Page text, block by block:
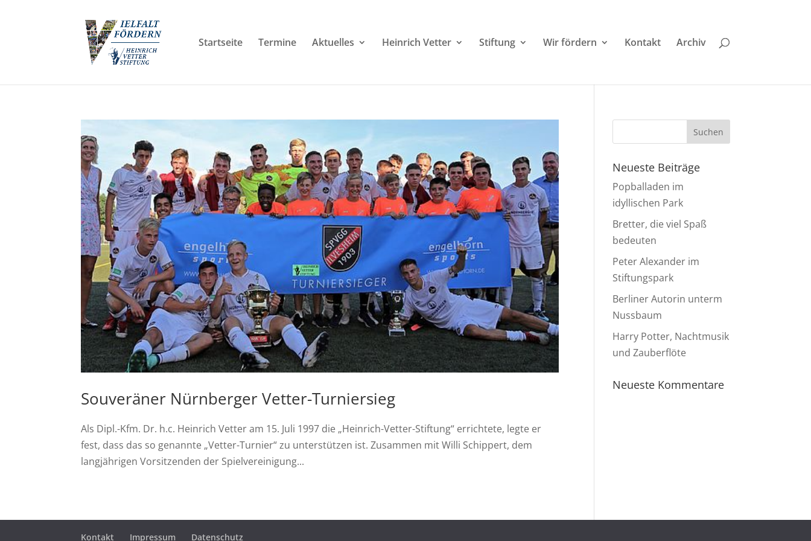
Startseite Termine Aktuelles Heinrich Vetter Stiftung Wir fördern Kontakt Archiv
Souveräner Nürnberger Vetter-Turniersieg
Als Dipl.-Kfm. Dr. h.c. Heinrich Vetter am 15. Juli 1997 die „Heinrich-Vetter-Stiftung“ errichtete, legte er
fest, dass das so genannte „Vetter-Turnier“ zu unterstützen ist. Zusammen mit Willi Schippert, dem
langjährigen Vorsitzenden der Spielvereinigung...
Neueste Beiträge
Popballaden im
idyllischen Park
Bretter, die viel Spaß
bedeuten
Peter Alexander im
Stiftungspark
Berliner Autorin unterm
Nussbaum
Harry Potter, Nachtmusik
und Zauberflöte
Neueste Kommentare
Kontakt Impressum Datenschutz